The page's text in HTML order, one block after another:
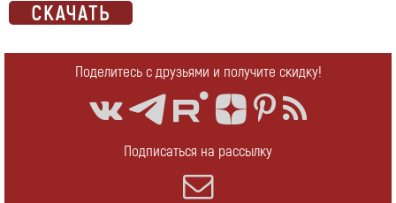
Поделитесь с друзьями и получите скидку!
Подписаться на рассылку